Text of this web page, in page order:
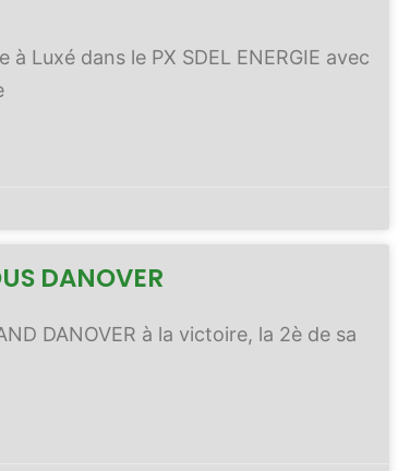
à Luxé dans le PX SDEL ENERGIE avec
DANOVER
DANOVER à la victoire, la 2è de sa